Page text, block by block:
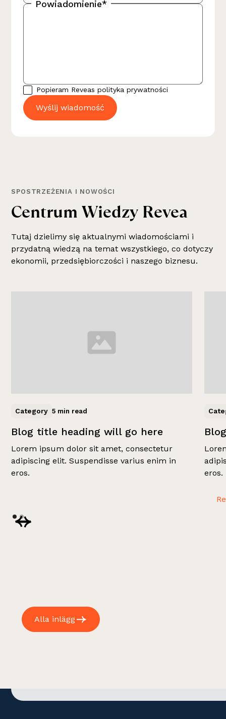
Powiadomienie*
Popieram Reveaspolityka prywatności
SPOSTRZEŻENIA I NOWOŚCI
Centrum Wiedzy Revea
Tutaj dzielimy się aktualnymi wiadomościami i
przydatną wiedzą na temat wszystkiego, co dotyczy
ekonomii, przedsiębiorczości i naszego biznesu.
Category 5 min read
Blog title heading will go here
Lorem ipsum dolor sit amet, consectetur
adipiscing elit. Suspendisse varius enim in
eros.
eros.
Alla inlägg